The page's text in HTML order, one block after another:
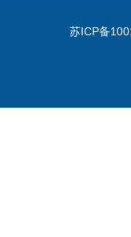
苏ICP备